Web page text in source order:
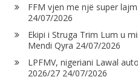
FFM vjen me një super
24/07/2026
Ekipi i Struga Trim Lum u
Mendi Qyra 24/07/2026
LPFMV, nigeriani Lawal
2026/27 24/07/2026